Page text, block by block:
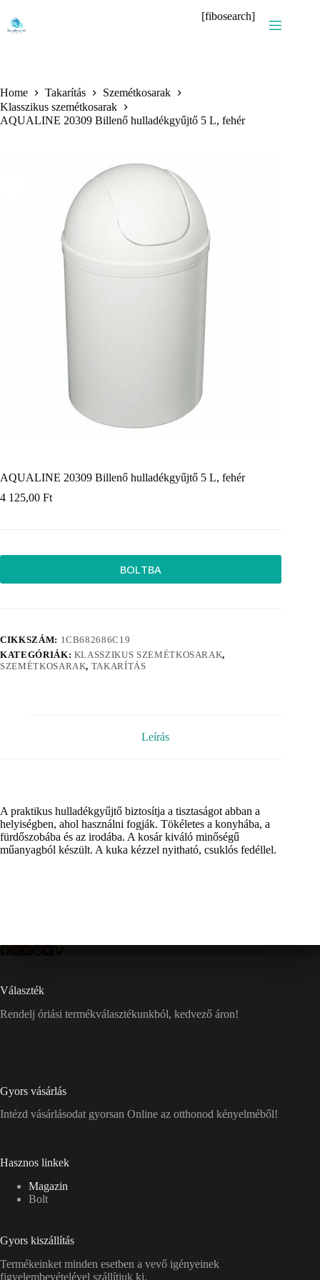
content
[fibosearch]
Home Takarítás
Szemétkosarak
Klasszikus szemétkosarak
AQUALINE 20309 Billenő hulladékgyűjtő 5 L, fehér
AQUALINE 20309 Billenő hulladékgyűjtő 5 L, fehér
4 125,00 Ft
BOLTBA
CIKKSZÁM: 1CB682686C19
KATEGÓRIÁK: KLASSZIKUS SZEMÉTKOSARAK,
SZEMÉTKOSARAK, TAKARÍTÁS
Leírás
A praktikus hulladékgyűjtő biztosítja a tisztaságot abban a
helyiségben, ahol használni fogják. Tökéletes a konyhába, a
fürdőszobába és az irodába. A kosár kiváló minőségű
műanyagból készült. A kuka kézzel nyitható, csuklós fedéllel.
Választék
Rendelj óriási termékválasztékunkból, kedvező áron!
Gyors vásárlás
Intézd vásárlásodat gyorsan Online az otthonod kényelméből!
Hasznos linkek
Magazin
Bolt
Gyors kiszállítás
Termékeinket minden esetben a vevő igényeinek
figyelembevételével szállítjuk ki.